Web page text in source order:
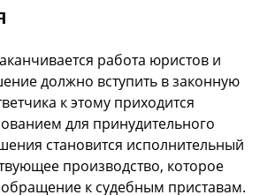
работа юристов и
должно вступить в законную
к этому приходится
для принудительного
становится исполнительный
производство, которое
к судебным приставам.